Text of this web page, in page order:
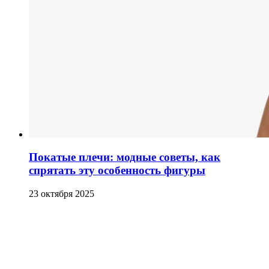
Покатые плечи: модные советы, как
спрятать эту особенность фигуры
23 октября 2025